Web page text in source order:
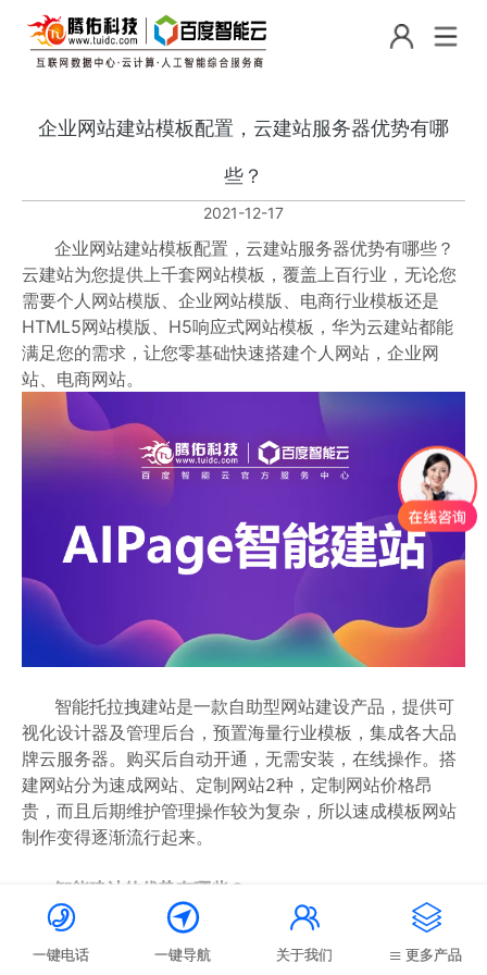
企业网站建站模板配置，云建站服务器优势有哪
些？
2021-12-17
企业网站建站模板配置，云建站服务器优势有哪些？
云建站为您提供上千套网站模板，覆盖上百行业，无论您
需要个人网站模版、企业网站模版、电商行业模板还是
HTML5网站模版、H5响应式网站模板，华为云建站都能
满足您的需求，让您零基础快速搭建个人网站，企业网
站、电商网站。
智能托拉拽建站是一款自助型网站建设产品，提供可
视化设计器及管理后台，预置海量行业模板，集成各大品
牌云服务器。购买后自动开通，无需安装，在线操作。搭
建网站分为速成网站、定制网站2种，定制网站价格昂
贵，而且后期维护管理操作较为复杂，所以速成模板网站
制作变得逐渐流行起来。
智能建站的优势有哪些？
1、搭建简单、部署灵活、功能多样、系统安全

一键电话

一键导航

关于我们

更多产品